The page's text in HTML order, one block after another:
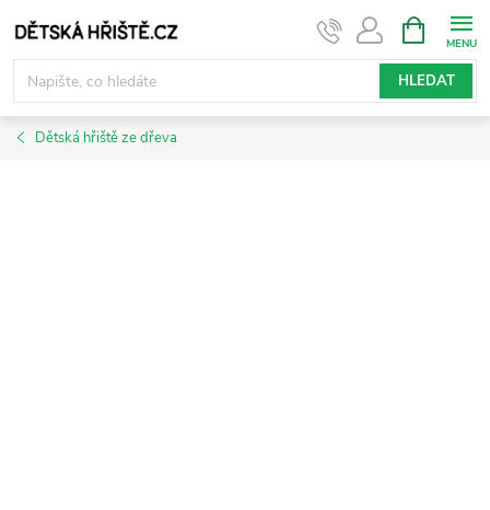
na
obsah
HLEDAT
NÁKUPNÍ
KOŠÍK
Dětská hřiště ze dřeva